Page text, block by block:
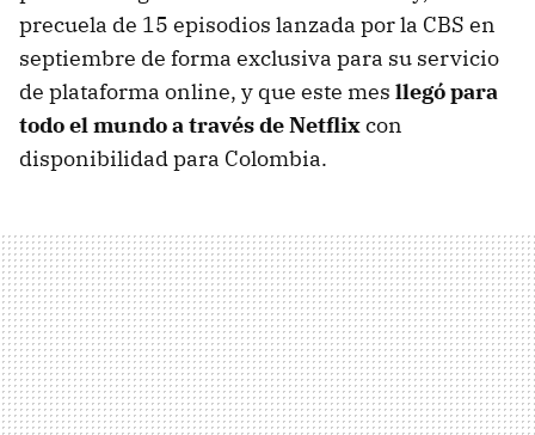
precuela de 15 episodios lanzada por la CBS en
septiembre de forma exclusiva para su servicio
de plataforma online, y que este mes llegó para
todo el mundo a través de Netflixcon
disponibilidad para Colombia.